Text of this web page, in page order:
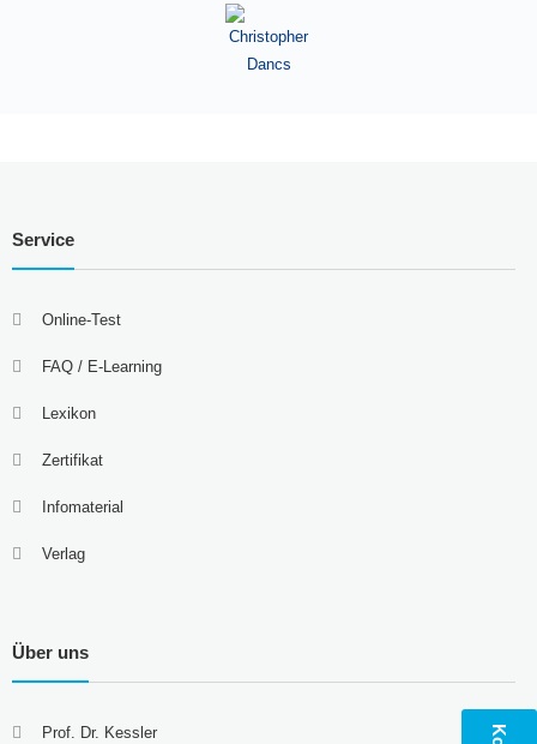
Service
Online-Test
FAQ / E-Learning
Lexikon
Zertifikat
Infomaterial
Verlag
Über uns
Prof. Dr. Kessler